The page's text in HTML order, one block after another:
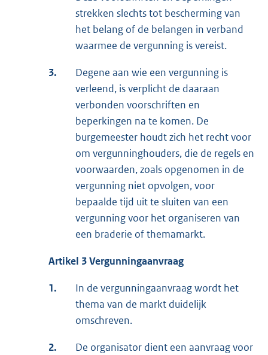
strekken slechts tot bescherming van
het belang of de belangen in verband
waarmee de vergunning is vereist.
3.
Degene aan wie een vergunning is
verleend, is verplicht de daaraan
verbonden voorschriften en
beperkingen na te komen. De
burgemeester houdt zich het recht voor
om vergunninghouders, die de regels en
voorwaarden, zoals opgenomen in de
vergunning niet opvolgen, voor
bepaalde tijd uit te sluiten van een
vergunning voor het organiseren van
een braderie of themamarkt.
Artikel 3 Vergunningaanvraag
1.
In de vergunningaanvraag wordt het
thema van de markt duidelijk
omschreven.
2.
De organisator dient een aanvraag voor